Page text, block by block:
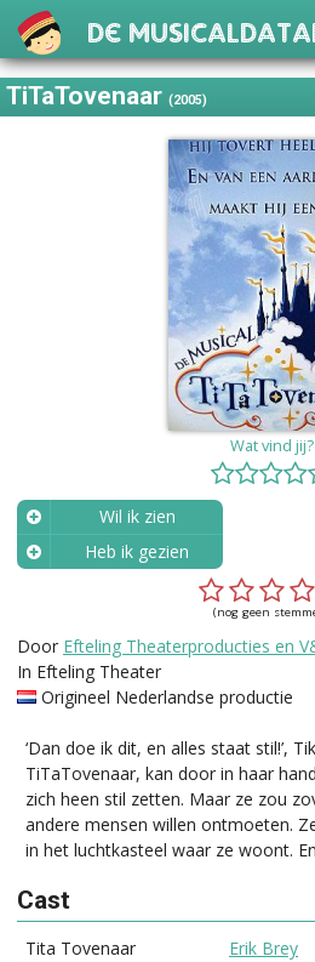
De
TiTaTovenaar(2005)
Wat vind jij?
Wil ik zien
Heb ik gezien
(nog geen
Door Efteling Theaterproducties en
In Efteling Theater
Origineel Nederlandse productie
‘Dan doe ik dit, en alles staat stil!’,
TiTaTovenaar, kan door in haar
zich heen stil zetten. Maar ze zou
andere mensen willen ontmoeten.
in het luchtkasteel waar ze woont. En
Cast
Tita Tovenaar
Erik Brey